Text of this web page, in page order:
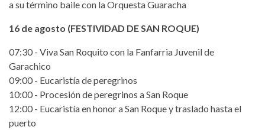
a su término baile con la Orquesta Guaracha
16 de agosto (FESTIVIDAD DE SAN ROQUE)
07:30 - Viva San Roquito con la Fanfarria Juvenil de
Garachico
09:00 - Eucaristía de peregrinos
10:00 - Procesión de peregrinos a San Roque
12:00 - Eucaristía en honor a San Roque y traslado hasta el
puerto